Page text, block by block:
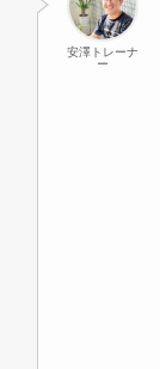
安澤トレーナ
ー